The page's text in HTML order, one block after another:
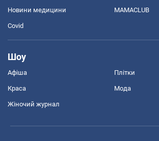
Новини медицини MAMACLUB
Covid
Шоу
Афіша Плітки
Краса Мода
Жіночий журнал